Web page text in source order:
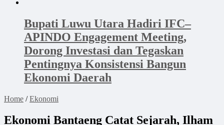
Bupati Luwu Utara Hadiri IFC–
APINDO Engagement Meeting,
Dorong Investasi dan Tegaskan
Pentingnya Konsistensi Bangun
Ekonomi Daerah
Home /Ekonomi
Ekonomi Bantaeng Catat Sejarah, Ilham